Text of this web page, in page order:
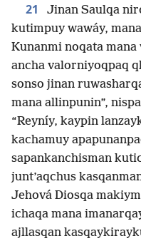
21 Jinan Saulqa
kutimpuy wawáy,
Kunanmi noqata
ancha valorniyoqpaq
sonso jinan
mana allinpunin”,
“Reyníy, kaypin
kachamuy
sapankanchisman
junt’aqchus
Jehová Diosqa
ichaqa mana
ajllasqan